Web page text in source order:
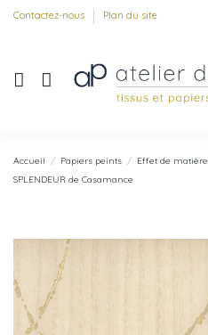
Contactez-nous Plan du site
Accueil Papiers peints Effet de matière
SPLENDEUR de Casamance